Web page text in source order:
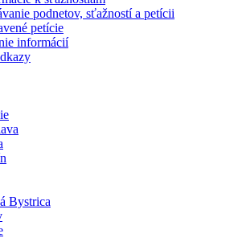
podnetov, sťažností a petícii
petície
informácií
Bystrica